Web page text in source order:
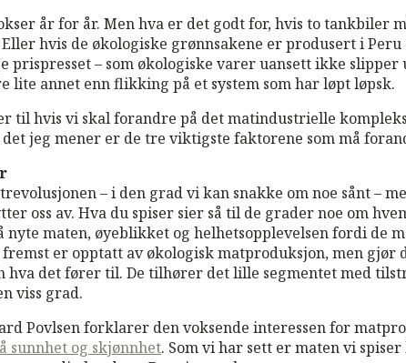
år for år. Men hva er det godt for, hvis to
hvis de økologiske grønnsakene er produsert i
prispresset – som økologiske varer uansett ikke
lite annet enn flikking på et system som har løpt løpsk.
til hvis vi skal forandre på det matindustrielle
jeg mener er de tre viktigste faktorene som må
– i den grad vi kan snakke om noe sånt –
oss av. Hva du spiser sier så til de grader noe om
maten, øyeblikket og helhetsopplevelsen fordi de
er opptatt av økologisk matproduksjon, men
det fører til. De tilhører det lille segmentet med
viss grad.
Povlsen forklarer den voksende interessen for
sunnhet og skjønnhet. Som vi har sett er maten vi